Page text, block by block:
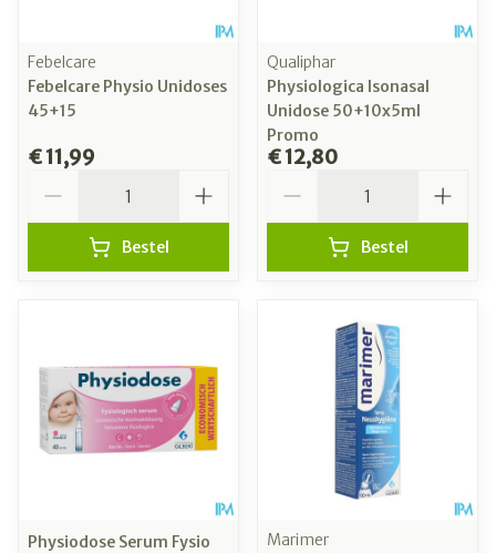
Febelcare
Febelcare Physio Unidoses
45+15
€ 11,99
Bestel
Qualiphar
Physiologica Isonasal
Unidose 50+10x5ml
Promo
€ 12,80
Bestel
Physiodose Serum Fysio
Marimer